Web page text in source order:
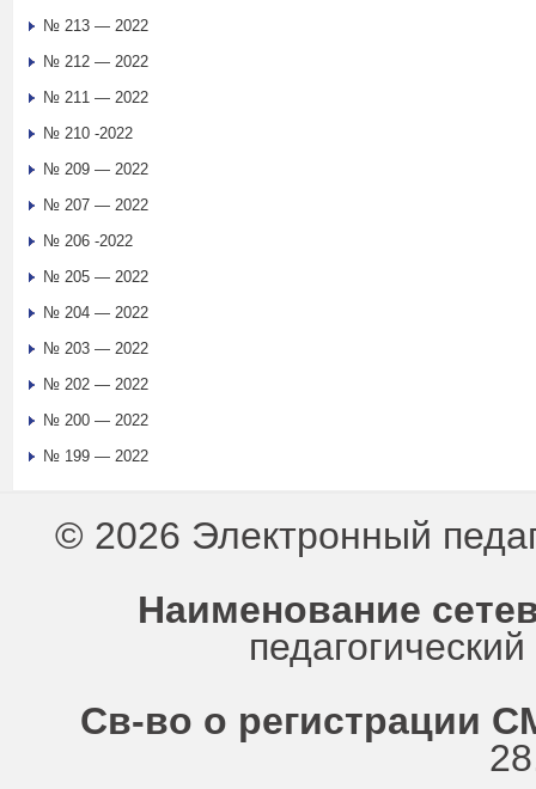
№ 213 — 2022
№ 212 — 2022
№ 211 — 2022
№ 210 -2022
№ 209 — 2022
№ 207 — 2022
№ 206 -2022
№ 205 — 2022
№ 204 — 2022
№ 203 — 2022
№ 202 — 2022
№ 200 — 2022
№ 199 — 2022
© 2026 Электронный
Наименование
Св-во о регистрации